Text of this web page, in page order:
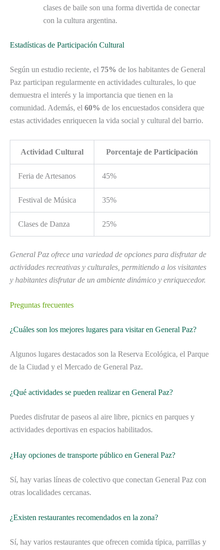
clases de baile son una forma divertida de conectar
con la cultura argentina.
Estadísticas de Participación Cultural
Según un estudio reciente, el 75% de los habitantes de General
Paz participan regularmente en actividades culturales, lo que
demuestra el interés y la importancia que tienen en la
comunidad. Además, el 60% de los encuestados considera que
estas actividades enriquecen la vida social y cultural del barrio.
Actividad Cultural Porcentaje de Participación
Feria de Artesanos 45%
Festival de Música 35%
Clases de Danza 25%
General Paz ofrece una variedad de opciones para disfrutar de
actividades recreativas y culturales, permitiendo a los visitantes
y habitantes disfrutar de un ambiente dinámico y enriquecedor.
Preguntas frecuentes
¿Cuáles son los mejores lugares para visitar en General Paz?
Algunos lugares destacados son la Reserva Ecológica, el Parque
de la Ciudad y el Mercado de General Paz.
¿Qué actividades se pueden realizar en General Paz?
Puedes disfrutar de paseos al aire libre, picnics en parques y
actividades deportivas en espacios habilitados.
¿Hay opciones de transporte público en General Paz?
Sí, hay varias líneas de colectivo que conectan General Paz con
otras localidades cercanas.
¿Existen restaurantes recomendados en la zona?
Sí, hay varios restaurantes que ofrecen comida típica, parrillas y